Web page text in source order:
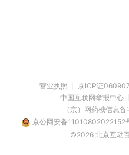
营业执照 京ICP证
中国互联网举报中心
（京）网药械信息
京公网安备11010802022152
©2026 北京互动